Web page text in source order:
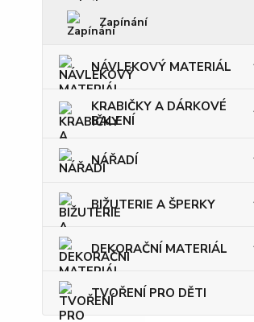
Zapínání
NÁVLEKOVÝ MATERIÁL
KRABIČKY A DÁRKOVÉ
BALENÍ
NÁŘADÍ
BIŽUTERIE A ŠPERKY
DEKORAČNÍ MATERIÁL
TVOŘENÍ PRO DĚTI